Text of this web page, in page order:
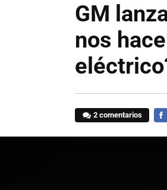
GM
nos
2 comentarios